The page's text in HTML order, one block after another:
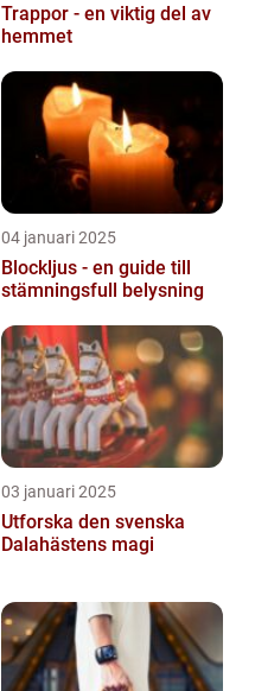
Trappor - en viktig del av
hemmet
04 januari 2025
Blockljus - en guide till
stämningsfull belysning
03 januari 2025
Utforska den svenska
Dalahästens magi